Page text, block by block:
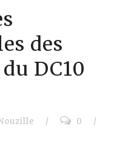
des
DC10
/ 0
/